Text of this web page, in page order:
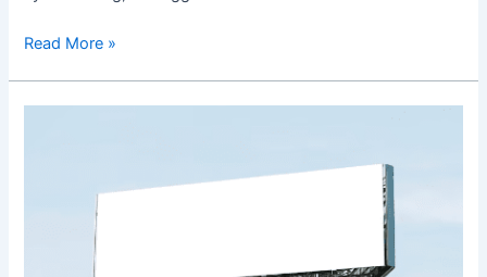
Read More »